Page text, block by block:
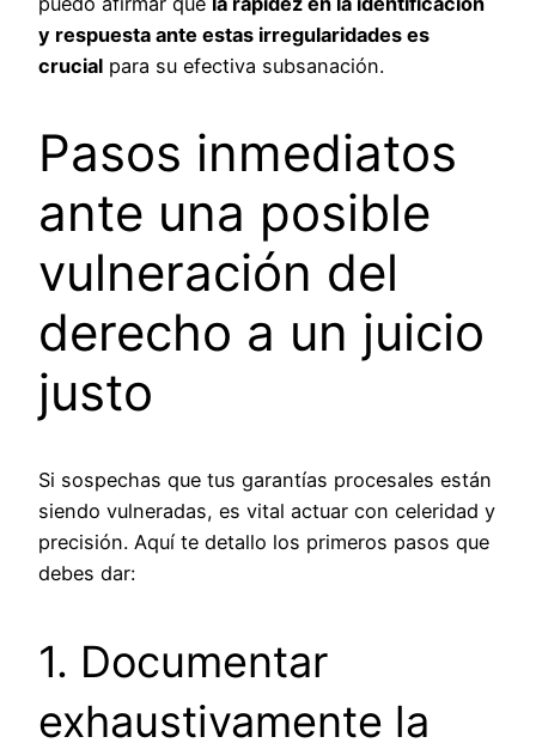
y respuesta ante estas irregularidades es
crucial para su efectiva subsanación.
Pasos inmediatos
ante una posible
vulneración del
derecho a un juicio
justo
Si sospechas que tus garantías procesales están
siendo vulneradas, es vital actuar con celeridad y
precisión. Aquí te detallo los primeros pasos que
debes dar:
1. Documentar
exhaustivamente la